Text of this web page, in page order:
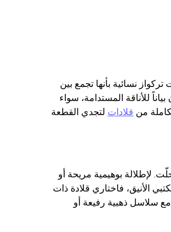
تركواز نسائية بأنها تجمع بين
للأناقة المستدامة، سواء
من قلادات لتجدي القطعة
لإطلالة بوهيمية مريحة أو
الأنيق، فاختاري قلادة ذات
سلاسل ذهبية رفيعة أو